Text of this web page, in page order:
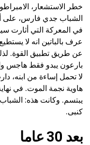
خطر الاستشعار،
الشباب جدي فارس، على
في المعركة التي أثارت
عرف بالباتين انه لا
عن طريق تطبيق القوة.
بارعون يبدو فقط هاجس
لا تحمل إساءة من ابنه،
هاوية نجمة الموت. في
يبتسم. وكانت هذه:
كنبى.
بعد 30 عاما